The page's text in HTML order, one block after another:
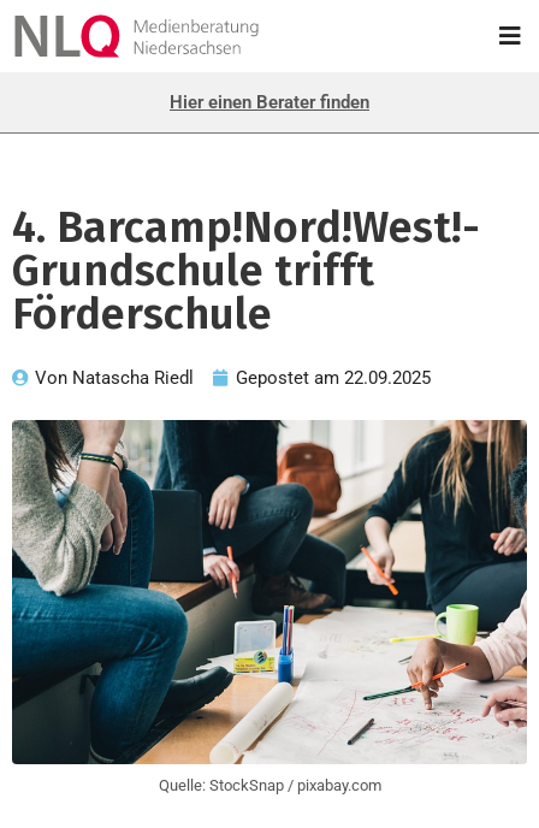
Hier einen Berater finden
4. Barcamp!Nord!West!-
Grundschule trifft
Förderschule
Von Natascha Riedl Gepostet am 22.09.2025
Quelle: StockSnap / pixabay.com